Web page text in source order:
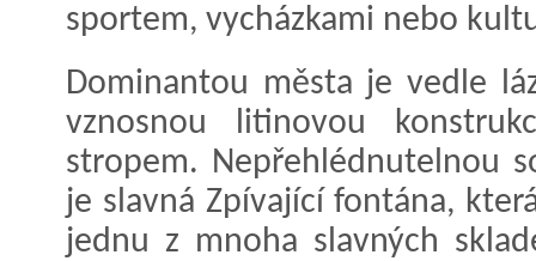
sportem, vycházkami nebo
Dominantou města je vedle
vznosnou litinovou
stropem. Nepřehlédnutelnou
je slavná Zpívající fontána,
jednu z mnoha slavných